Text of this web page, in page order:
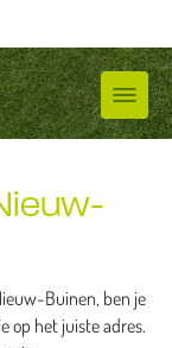
Buinen, ben je
op het juiste adres.